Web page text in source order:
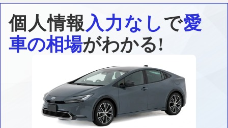
個人情報 入力なしで愛
車の相場がわかる!